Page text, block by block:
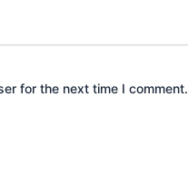
for the next time I comment.